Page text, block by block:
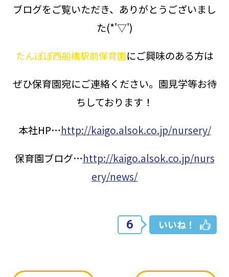
ブログをご覧いただき、ありがとうございまし
た(*'▽')
たんぽぽ西船橋駅前保育園にご興味のある方は
ぜひ保育園宛にご連絡ください。園見学等お待
ちしております！
本社HP…http://kaigo.alsok.co.jp/nursery/
保育園ブログ…http://kaigo.alsok.co.jp/nurs
ery/news/
6 いいね！